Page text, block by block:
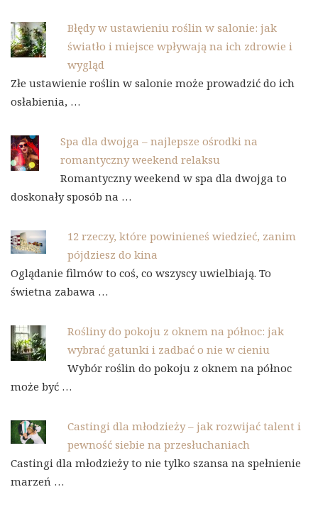
Błędy w ustawieniu roślin w salonie: jak
światło i miejsce wpływają na ich zdrowie i
wygląd
Złe ustawienie roślin w salonie może prowadzić do ich
osłabienia, …
Spa dla dwojga – najlepsze ośrodki na
romantyczny weekend relaksu
Romantyczny weekend w spa dla dwojga to
doskonały sposób na …
12 rzeczy, które powinieneś wiedzieć, zanim
pójdziesz do kina
Oglądanie filmów to coś, co wszyscy uwielbiają. To
świetna zabawa …
Rośliny do pokoju z oknem na północ: jak
wybrać gatunki i zadbać o nie w cieniu
Wybór roślin do pokoju z oknem na północ
może być …
Castingi dla młodzieży – jak rozwijać talent i
pewność siebie na przesłuchaniach
Castingi dla młodzieży to nie tylko szansa na spełnienie
marzeń …